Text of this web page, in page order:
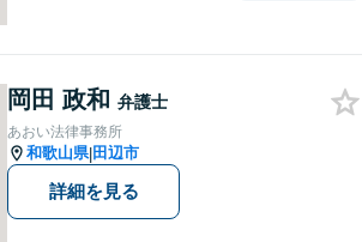
能です。まずはお気軽にご相
談ください。
岡田 政和 弁護士
あおい法律事務所
和歌山県|田辺市
詳細を見る